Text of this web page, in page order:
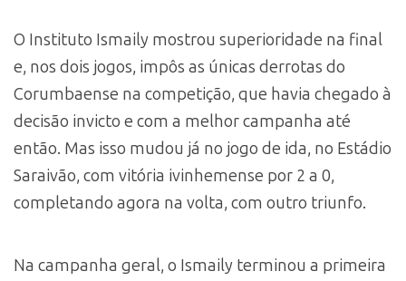
O Instituto Ismaily mostrou superioridade na final
e, nos dois jogos, impôs as únicas derrotas do
Corumbaense na competição, que havia chegado à
decisão invicto e com a melhor campanha até
então. Mas isso mudou já no jogo de ida, no Estádio
Saraivão, com vitória ivinhemense por 2 a 0,
completando agora na volta, com outro triunfo.
Na campanha geral, o Ismaily terminou a primeira